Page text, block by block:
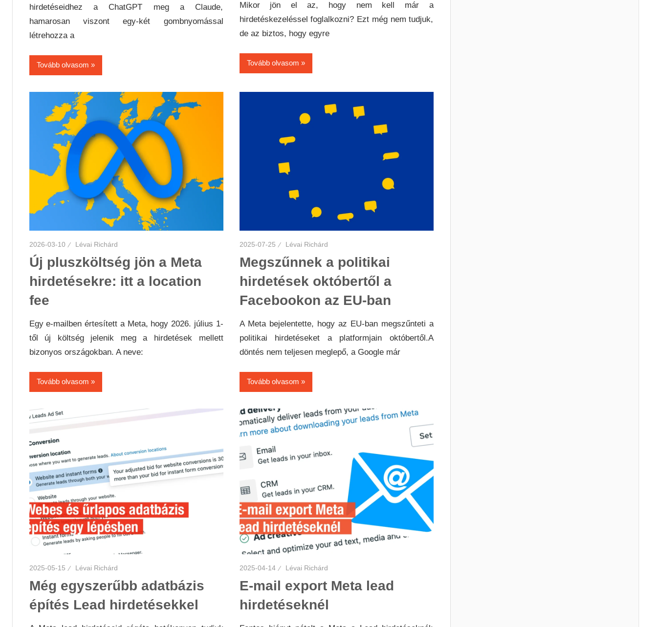
hirdetéseidhez a ChatGPT meg a Claude,
hamarosan viszont egy-két gombnyomással
létrehozza a
Tovább olvasom
Mikor jön el az, hogy nem kell már a
hirdetéskezeléssel foglalkozni? Ezt még nem tudjuk,
de az biztos, hogy egyre
Tovább olvasom
2026-03-10 Lévai Richárd
Új pluszköltség jön a Meta
hirdetésekre: itt a location
fee
Egy e-mailben értesített a Meta, hogy 2026. július 1-
től új költség jelenik meg a hirdetések mellett
bizonyos országokban. A neve:
Tovább olvasom
2025-07-25 Lévai Richárd
Megszűnnek a politikai
hirdetések októbertől a
Facebookon az EU-ban
A Meta bejelentette, hogy az EU-ban megszűnteti a
politikai hirdetéseket a platformjain októbertől.A
döntés nem teljesen meglepő, a Google már
Tovább olvasom
2025-05-15 Lévai Richárd
Még egyszerűbb adatbázis
építés Lead hirdetésekkel
2025-04-14 Lévai Richárd
E-mail export Meta lead
hirdetéseknél